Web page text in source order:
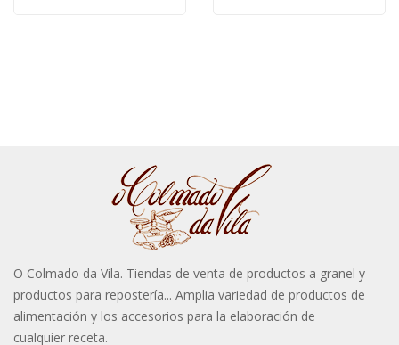
O Colmado da Vila. Tiendas de venta de productos a granel y
productos para repostería... Amplia variedad de productos de
alimentación y los accesorios para la elaboración de
cualquier receta.